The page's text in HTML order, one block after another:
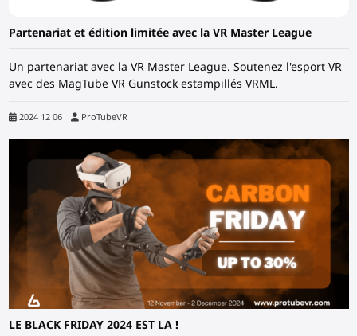
Partenariat et édition limitée avec la VR Master League
Un partenariat avec la VR Master League. Soutenez l'esport VR
avec des MagTube VR Gunstock estampillés VRML.
2024 12 06 ProTubeVR
LE BLACK FRIDAY 2024 EST LA !